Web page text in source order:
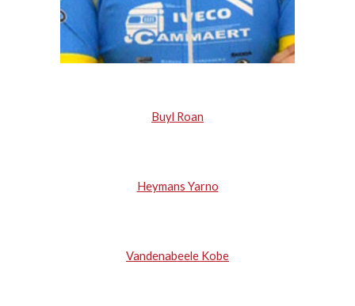
Buyl Roan
Heymans Yarno
Vandenabeele Kobe